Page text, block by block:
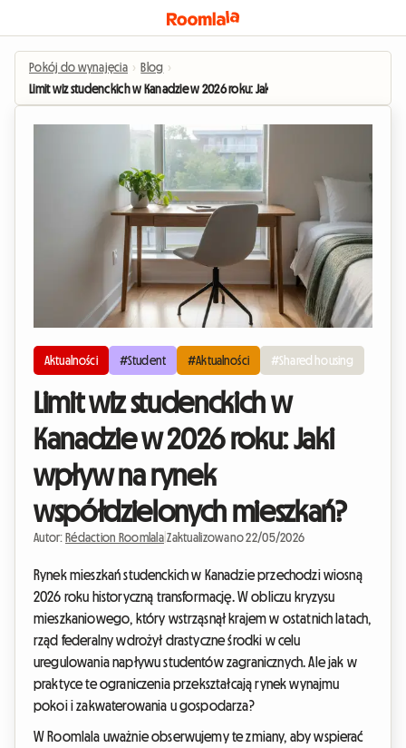
Pokój do wynajęcia › Blog ›
Limit wiz studenckich w Kanadzie w 2026 roku: Jaki wpływ na rynek
Aktualności #Student #Aktualności #Shared housing
Limit wiz studenckich w
Kanadzie w 2026 roku: Jaki
wpływ na rynek
współdzielonych mieszkań?
Autor: Rédaction Roomlala |Zaktualizowano 22/05/2026
Rynek mieszkań studenckich w Kanadzie przechodzi wiosną
2026 roku historyczną transformację. W obliczu kryzysu
mieszkaniowego, który wstrząsnął krajem w ostatnich latach,
rząd federalny wdrożył drastyczne środki w celu
uregulowania napływu studentów zagranicznych. Ale jak w
praktyce te ograniczenia przekształcają rynek wynajmu
pokoi i zakwaterowania u gospodarza?
W Roomlala uważnie obserwujemy te zmiany, aby wspierać